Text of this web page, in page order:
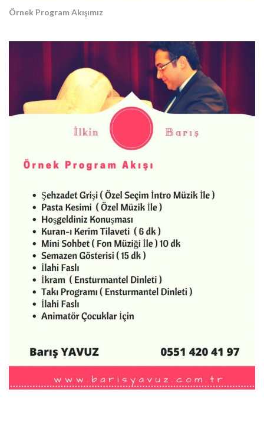
Örnek Program Akışımız